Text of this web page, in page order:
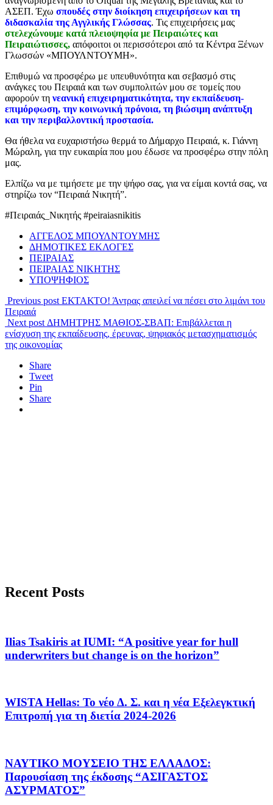
ΑΣΕΠ. Έχω σπουδές στην διοίκηση επιχειρήσεων και τη
διδασκαλία της Αγγλικής Γλώσσας. Τις επιχειρήσεις μας
στελεχώνουμε κατά πλειοψηφία με Πειραιώτες και
Πειραιώτισσες, απόφοιτοι οι περισσότεροι από τα Κέντρα Ξένων
Γλωσσών «ΜΠΟΥΛΝΤΟΥΜΗ».
Επιθυμώ να προσφέρω με υπευθυνότητα και σεβασμό στις
ανάγκες του Πειραιά και των συμπολιτών μου σε τομείς που
αφορούν τη νεανική επιχειρηματικότητα, την εκπαίδευση-
επιμόρφωση, την κοινωνική πρόνοια, τη βιώσιμη ανάπτυξη
και την περιβαλλοντική προστασία.
Θα ήθελα να ευχαριστήσω θερμά το Δήμαρχο Πειραιά, κ. Γιάννη
Μώραλη, για την ευκαιρία που μου έδωσε να προσφέρω στην πόλη
μας.
Ελπίζω να με τιμήσετε με την ψήφο σας, για να είμαι κοντά σας, να
στηρίζω τον “Πειραιά Νικητή”.
#Πειραιάς_Νικητής #peiraiasnikitis
ΑΓΓΕΛΟΣ ΜΠΟΥΛΝΤΟΥΜΗΣ
ΔΗΜΟΤΙΚΕΣ ΕΚΛΟΓΕΣ
ΠΕΙΡΑΙΑΣ
ΠΕΙΡΑΙΑΣ ΝΙΚΗΤΗΣ
ΥΠΟΨΗΦΙΟΣ
Previous post ΕΚΤΑΚΤΟ! Άντρας απειλεί να πέσει στο λιμάνι του
Πειραιά
Next post ΔΗΜΗΤΡΗΣ ΜΑΘΙΟΣ-ΣΒΑΠ: Επιβάλλεται η
ενίσχυση της εκπαίδευσης, έρευνας, ψηφιακός μετασχηματισμός
της οικονομίας
Share
Tweet
Pin
Share
Recent Posts
Ilias Tsakiris at IUMI: “A positive year for hull
underwriters but change is on the horizon”
WISTA Hellas: Το νέο Δ. Σ. και η νέα Εξελεγκτική
Επιτροπή για τη διετία 2024-2026
ΝΑΥΤΙΚΟ ΜΟΥΣΕΙΟ ΤΗΣ ΕΛΛΑΔΟΣ:
Παρουσίαση της έκδοσης “ΑΣΙΓΑΣΤΟΣ
ΑΣΥΡΜΑΤΟΣ”